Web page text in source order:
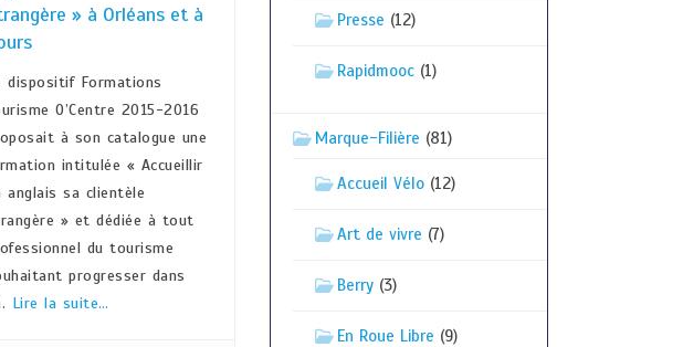
» à Orléans et à
dispositif Formations
O’Centre 2015-2016
à son catalogue une
intitulée « Accueillir
anglais sa clientèle
» et dédiée à tout
du tourisme
progresser dans
Lire la suite…
Presse (12)
Rapidmooc(1)
Marque-Filière (81)
Accueil Vélo(12)
Art de vivre (7)
Berry(3)
En Roue Libre (9)